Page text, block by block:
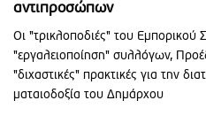
αντιπροσώπων
Οι "τρικλοποδιές" του
"εργαλειοποίηση" συλλόγων,
"διχαστικές" πρακτικές για την
ματαιοδοξία του Δημάρχου